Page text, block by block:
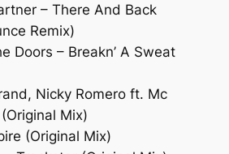
– There And Back
Remix)
Doors – Breakn’ A Sweat
Nicky Romero ft. Mc
Mix)
(Original Mix)